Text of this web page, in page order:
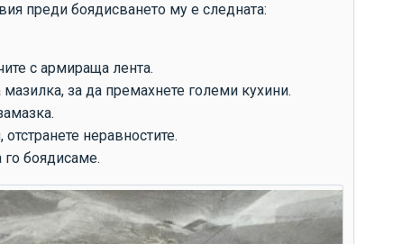
преди боядисването му е следната:
с армираща лента.
за да премахнете големи кухини.
неравностите.
боядисаме.